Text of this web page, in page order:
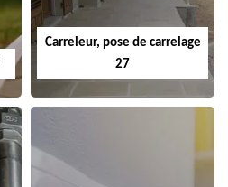
Carreleur, pose de carrelage
27